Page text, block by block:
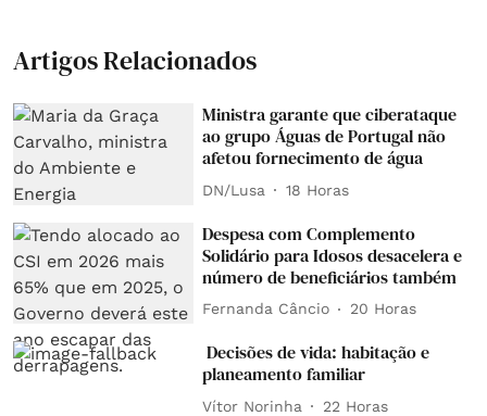
Artigos Relacionados
Ministra garante que ciberataque
ao grupo Águas de Portugal não
afetou fornecimento de água
DN/Lusa 18 Horas
Despesa com Complemento
Solidário para Idosos desacelera e
número de beneficiários também
Fernanda Câncio 20 Horas
Decisões de vida: habitação e
planeamento familiar
Vítor Norinha 22 Horas